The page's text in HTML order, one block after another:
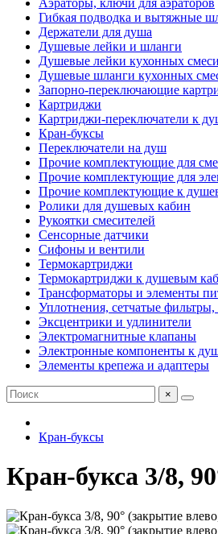
Аэраторы, ключи для аэраторов
Гибкая подводка и вытяжные
Держатели для душа
Душевые лейки и шланги
Душевые лейки кухонных
Душевые шланги кухонных
Запорно-переключающие
Картриджи
Картриджи-переключатели к
Кран-буксы
Переключатели на душ
Прочие комплектующие для
Прочие комплектующие для
Прочие комплектующие к
Ролики для душевых кабин
Рукоятки смесителей
Сенсорные датчики
Сифоны и вентили
Термокартриджи
Термокартриджи к душевым
Трансформаторы и элементы
Уплотнения, сетчатые
Эксцентрики и удлинители
Электромагнитные клапаны
Электронные компоненты к
Элементы крепежа и адаптеры
×
Кран-буксы
Кран-букса 3/8,